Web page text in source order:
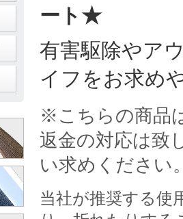
ート★
有害駆除やア
イフをお求め
※こちらの商品
返金の対応は致
い求めください
当社が推奨する使